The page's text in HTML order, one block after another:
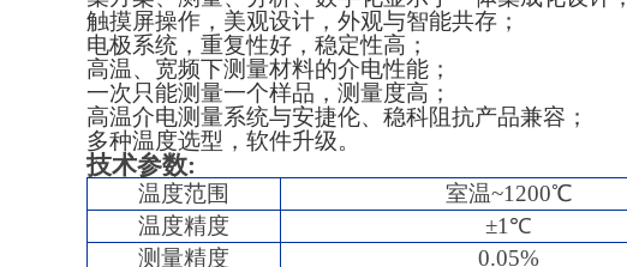
触摸屏操作，美观设计，外观与智能共存；
电极系统，重复性好，稳定性高；
高温、宽频下测量材料的介电性能；
一次只能测量一个样品，测量度高；
高温介电测量系统与安捷伦、稳科阻抗产品兼容；
多种温度选型，软件升级。
技术参数:
温度范围
室温~1200℃
温度精度
±1℃
测量精度
0.05%